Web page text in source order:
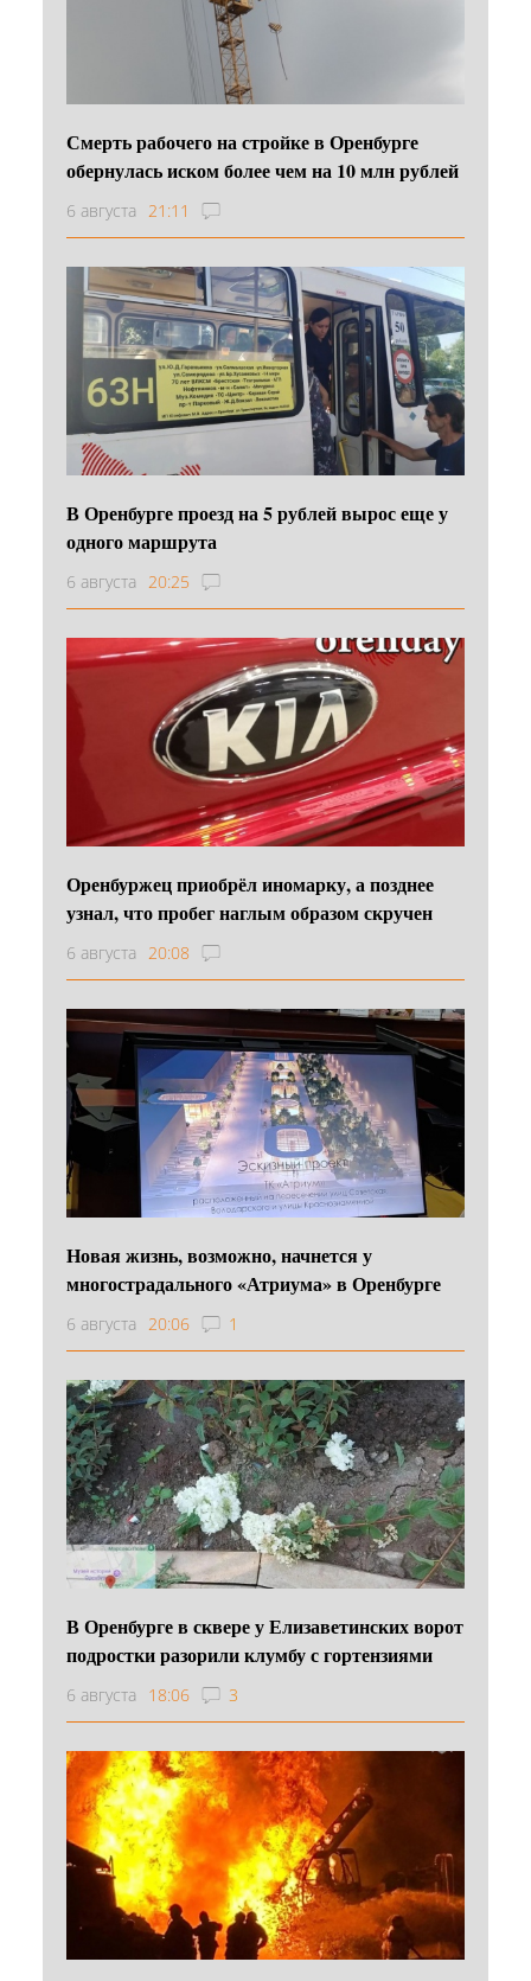
Смерть рабочего на стройке в Оренбурге
обернулась иском более чем на 10 млн рублей
6 августа 21:11
В Оренбурге проезд на 5 рублей вырос еще у
одного маршрута
6 августа 20:25
Оренбуржец приобрёл иномарку, а позднее
узнал, что пробег наглым образом скручен
6 августа 20:08
Новая жизнь, возможно, начнется у
многострадального «Атриума» в Оренбурге
6 августа 20:06 1
В Оренбурге в сквере у Елизаветинских ворот
подростки разорили клумбу с гортензиями
6 августа 18:06 3